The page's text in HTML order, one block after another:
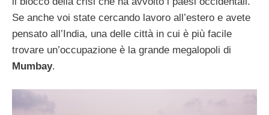
Se anche voi state cercando lavoro all’estero e avete
pensato all’India, una delle città in cui è più facile
trovare un’occupazione è la grande megalopoli di
Mumbay.